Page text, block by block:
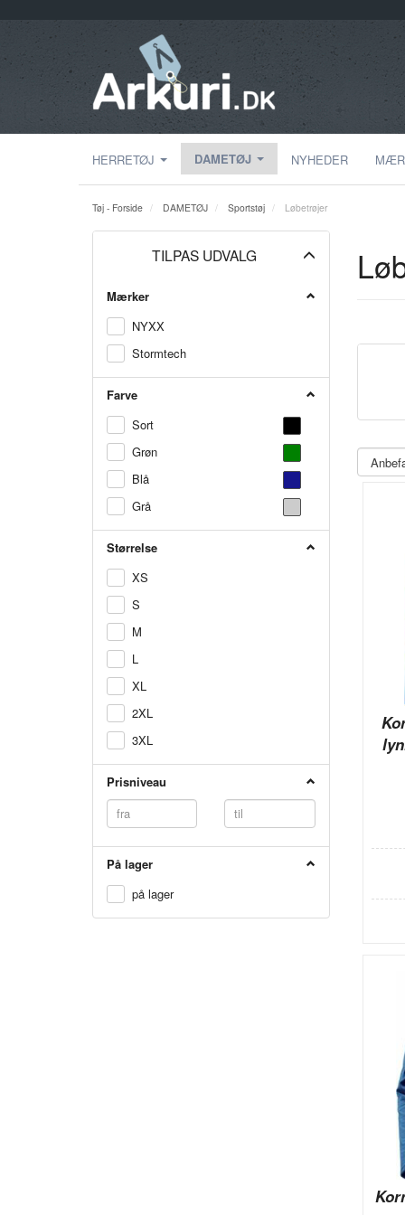
HERRETØJ DAMETØJ NYHEDER
Tøj - Forside DAMETØJ Sportstøj Løbetrøjer
TILPAS UDVALG
Skifte
Mærker
NYXX
Stormtech
Farve
Sort
Grøn
Blå
Grå
Størrelse
XS
S
M
L
XL
2XL
3XL
Prisniveau
På lager
på lager